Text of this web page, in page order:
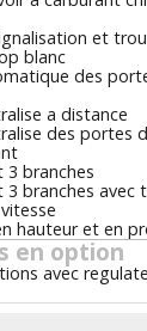
et
blanc
des
a distance
des portes
3 branches
3 branches
hauteur et en
en option
avec